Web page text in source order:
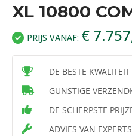
XL 10800
PRIJS VANAF: €
DE BESTE KWALITEIT
GUNSTIGE
DE SCHERPSTE
ADVIES VAN EXPERTS